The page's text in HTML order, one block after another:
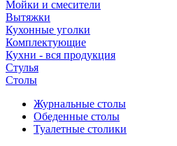
Мойки и смесители
Вытяжки
Кухонные уголки
Комплектующие
Кухни - вся продукция
Стулья
Столы
Журнальные столы
Обеденные столы
Туалетные столики